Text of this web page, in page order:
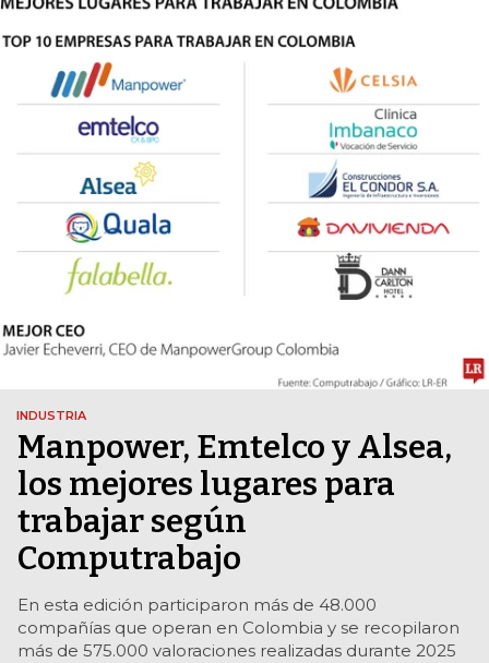
INDUSTRIA
Manpower, Emtelco y Alsea,
los mejores lugares para
trabajar según
Computrabajo
En esta edición participaron más de 48.000
compañías que operan en Colombia y se recopilaron
más de 575.000 valoraciones realizadas durante 2025